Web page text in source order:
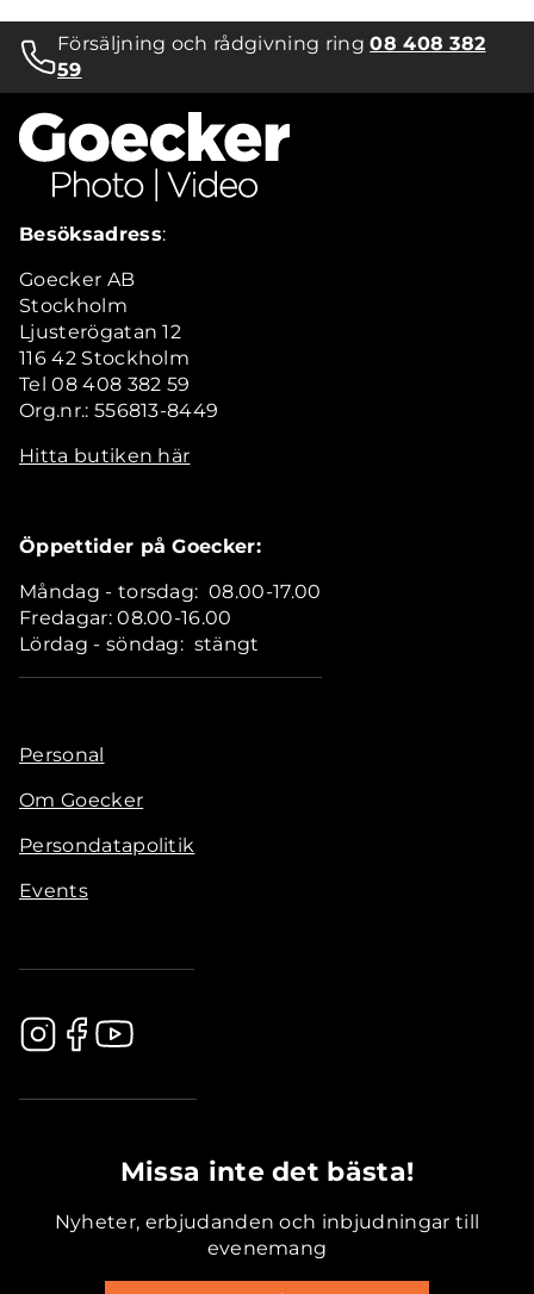
Försäljning och rådgivning ring08 408 382
59
Besöksadress:
Goecker AB
Stockholm
Ljusterögatan 12
116 42 Stockholm
Tel 08 408 382 59
Org.nr.: 556813-8449
Hitta butiken här
Öppettider på Goecker:
Måndag - torsdag: 08.00-17.00
Fredagar: 08.00-16.00
Lördag - söndag: stängt
Personal
Om Goecker
Persondatapolitik
Events
Missa inte det bästa!
Nyheter, erbjudanden och inbjudningar till
evenemang